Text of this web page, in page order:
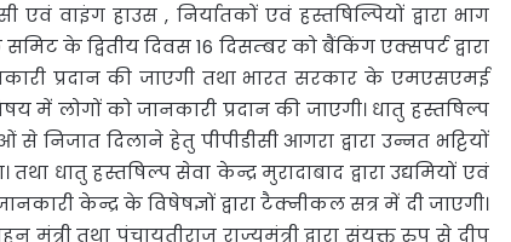
वाइंग हाउस , निर्यातकों एवं हस्तषिल्पियों द्वारा भाग
के द्वितीय दिवस 16 दिसम्बर को बैंकिंग एक्सपर्ट द्वारा
प्रदान की जाएगी तथा भारत सरकार के एमएसएमई
में लोगों को जानकारी प्रदान की जाएगी। धातु हस्तषिल्प
निजात दिलाने हेतु पीपीडीसी आगरा द्वारा उन्नत भट्टियों
धातु हस्तषिल्प सेवा केन्द्र मुरादाबाद द्वारा उद्यमियों एवं
केन्द्र के विषेषज्ञों द्वारा टैक्नीकल सत्र में दी जाएगी।
मंत्री तथा पंचायतीराज राज्यमंत्री द्वारा संयुक्त रुप से दीप